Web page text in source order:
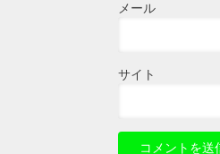
メール
サイト